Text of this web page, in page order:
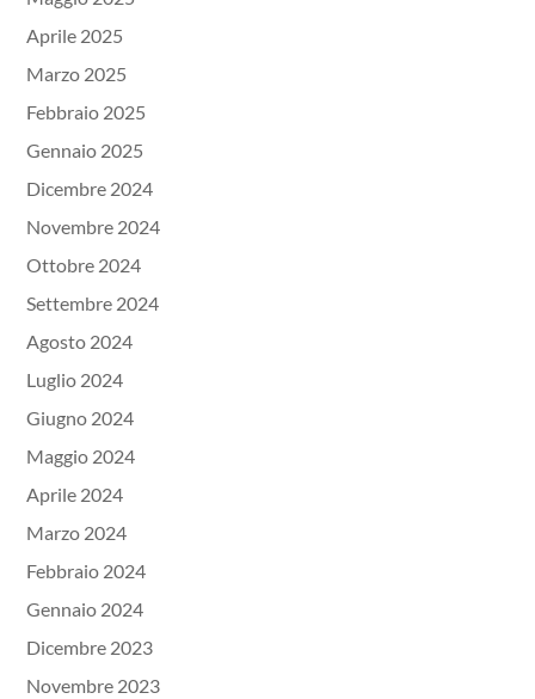
Aprile 2025
Marzo 2025
Febbraio 2025
Gennaio 2025
Dicembre 2024
Novembre 2024
Ottobre 2024
Settembre 2024
Agosto 2024
Luglio 2024
Giugno 2024
Maggio 2024
Aprile 2024
Marzo 2024
Febbraio 2024
Gennaio 2024
Dicembre 2023
Novembre 2023